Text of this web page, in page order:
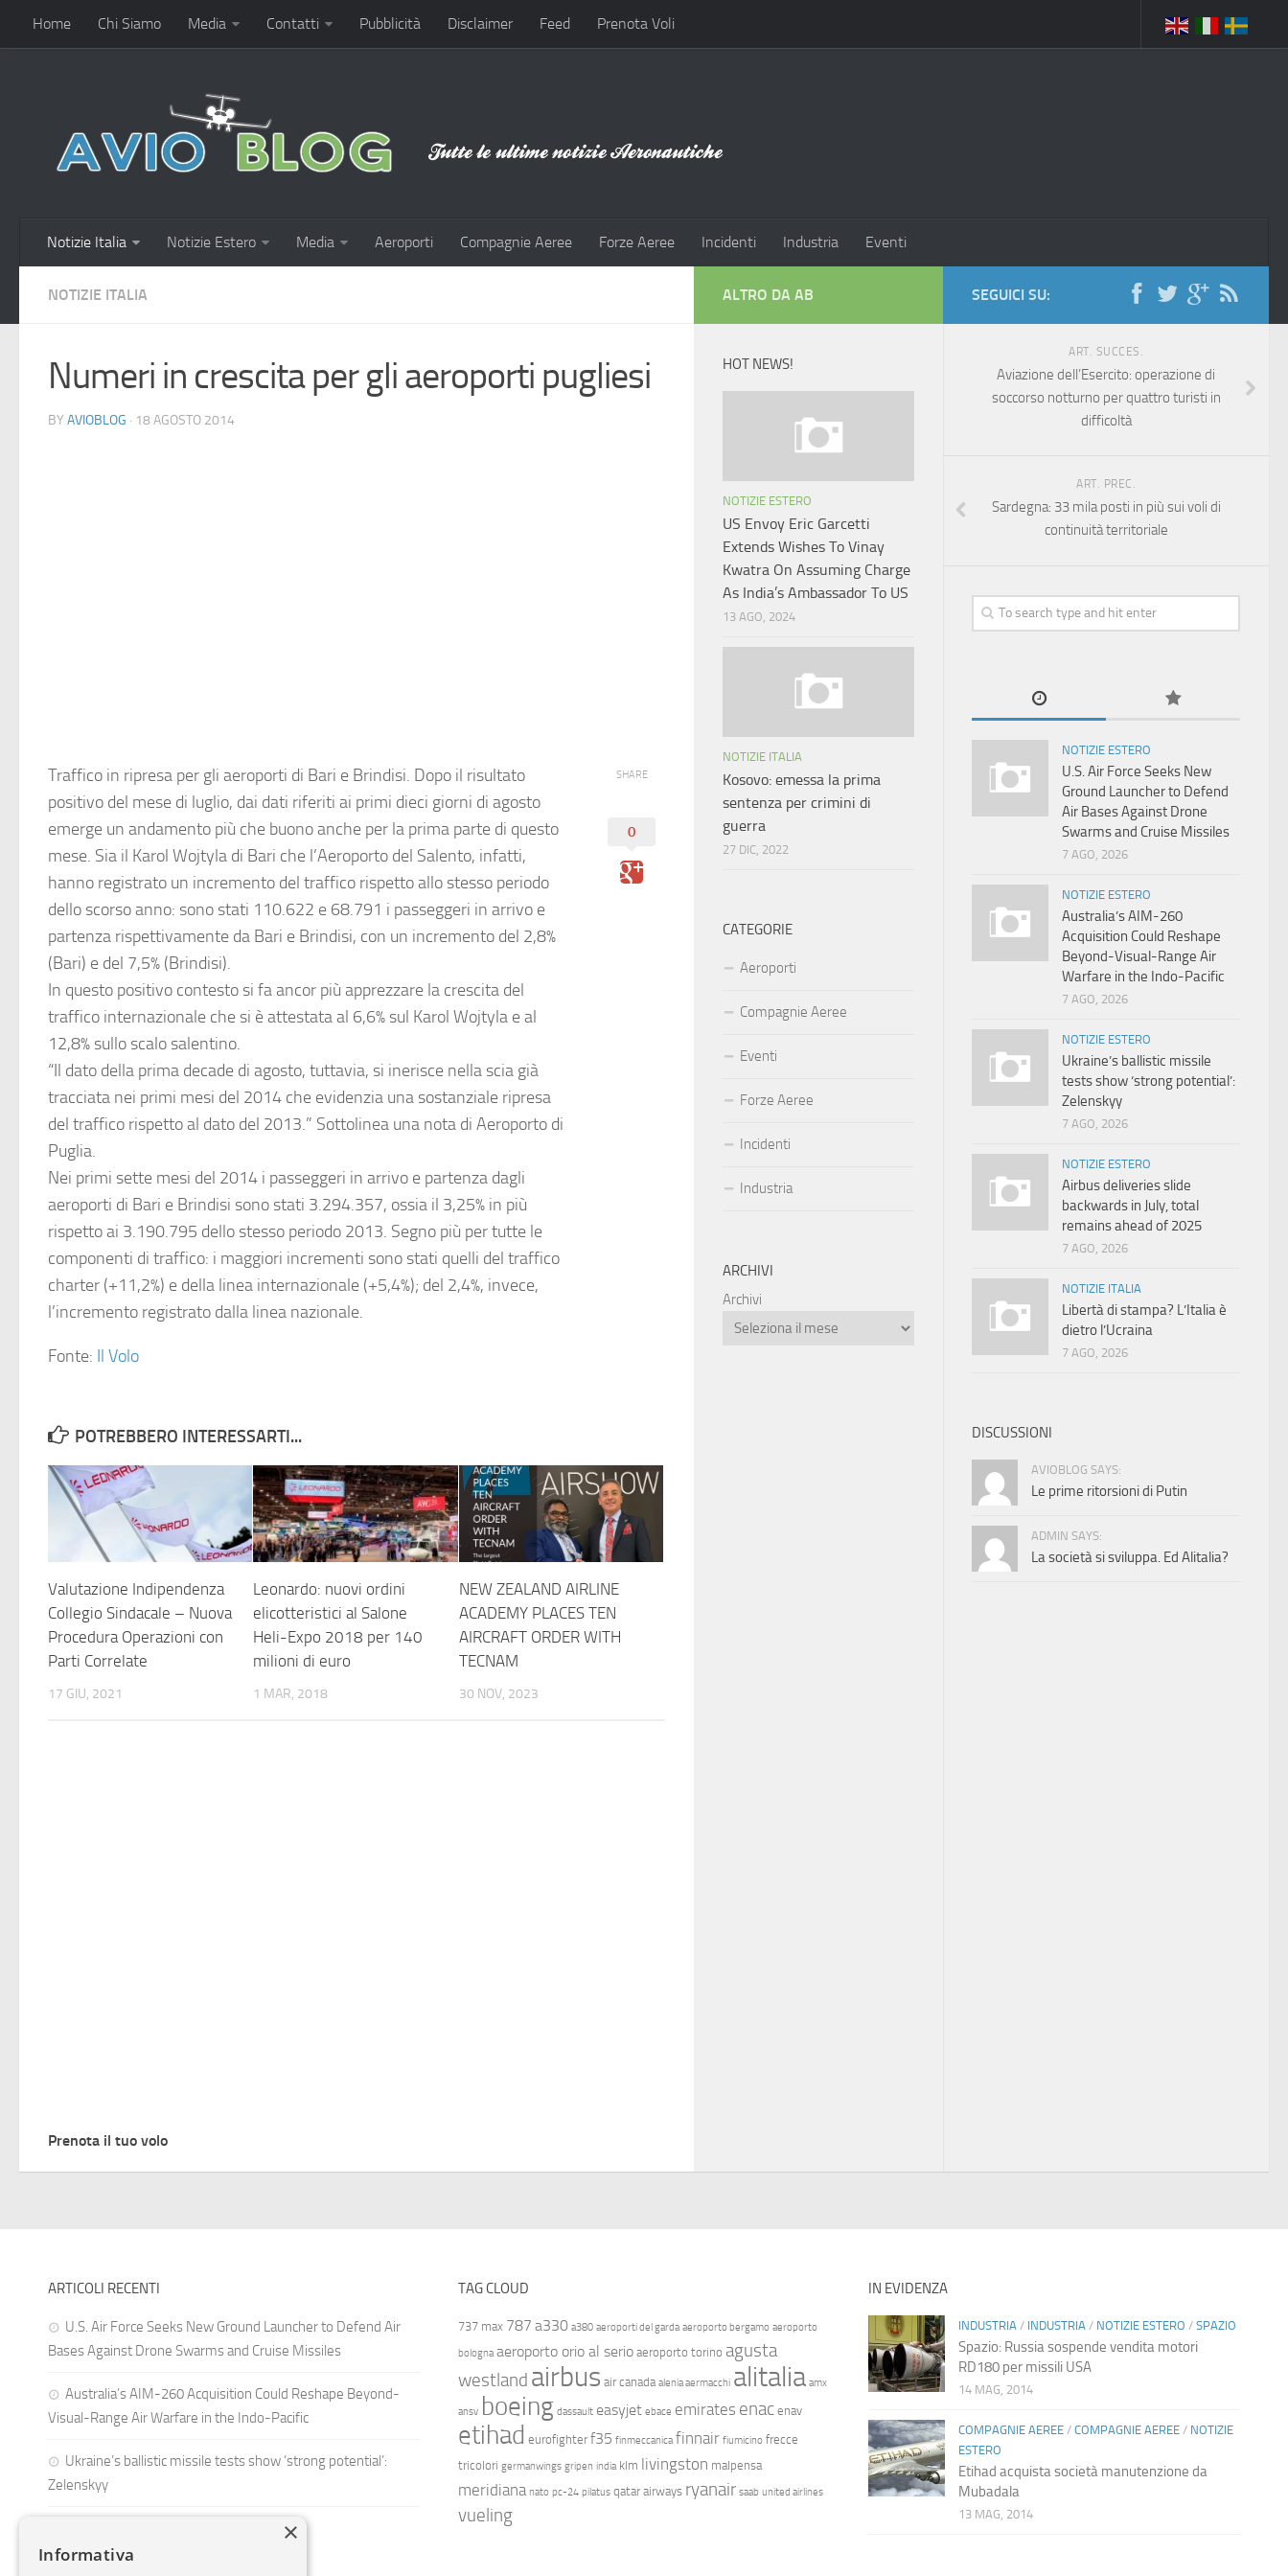
Home Chi Siamo Media Contatti Pubblicità Disclaimer Feed Prenota Voli
Notizie Italia Notizie Estero Media Aeroporti Compagnie Aeree Forze Aeree Incidenti Industria Eventi
NOTIZIE ITALIA
Numeri in crescita per gli aeroporti pugliesi
BY AVIOBLOG · 18 AGOSTO 2014
Traffico in ripresa per gli aeroporti di Bari e Brindisi. Dopo il risultato
positivo del mese di luglio, dai dati riferiti ai primi dieci giorni di agosto
emerge un andamento più che buono anche per la prima parte di questo
mese. Sia il Karol Wojtyla di Bari che l’Aeroporto del Salento, infatti,
hanno registrato un incremento del traffico rispetto allo stesso periodo
dello scorso anno: sono stati 110.622 e 68.791 i passeggeri in arrivo e
partenza rispettivamente da Bari e Brindisi, con un incremento del 2,8%
(Bari) e del 7,5% (Brindisi).
In questo positivo contesto si fa ancor più apprezzare la crescita del
traffico internazionale che si è attestata al 6,6% sul Karol Wojtyla e al
12,8% sullo scalo salentino.
“Il dato della prima decade di agosto, tuttavia, si inerisce nella scia già
tracciata nei primi mesi del 2014 che evidenzia una sostanziale ripresa
del traffico rispetto al dato del 2013.” Sottolinea una nota di Aeroporto di
Puglia.
Nei primi sette mesi del 2014 i passeggeri in arrivo e partenza dagli
aeroporti di Bari e Brindisi sono stati 3.294.357, ossia il 3,25% in più
rispetto ai 3.190.795 dello stesso periodo 2013. Segno più per tutte le
componenti di traffico: i maggiori incrementi sono stati quelli del traffico
charter (+11,2%) e della linea internazionale (+5,4%); del 2,4%, invece,
l’incremento registrato dalla linea nazionale.
Fonte: Il Volo
SHARE
0
POTREBBERO INTERESSARTI...
Valutazione Indipendenza
Collegio Sindacale – Nuova
Procedura Operazioni con
Parti Correlate
17 GIU, 2021
Leonardo: nuovi ordini
elicotteristici al Salone
Heli-Expo 2018 per 140
milioni di euro
1 MAR, 2018
NEW ZEALAND AIRLINE
ACADEMY PLACES TEN
AIRCRAFT ORDER WITH
TECNAM
30 NOV, 2023
Prenota il tuo volo
SEGUICI SU:
ART. SUCCES.
Aviazione dell’Esercito: operazione di
soccorso notturno per quattro turisti in
difficoltà
ART. PREC.
Sardegna: 33 mila posti in più sui voli di
continuità territoriale
NOTIZIE ESTERO
U.S. Air Force Seeks New
Ground Launcher to Defend
Air Bases Against Drone
Swarms and Cruise Missiles
7 AGO, 2026
NOTIZIE ESTERO
Australia’s AIM-260
Acquisition Could Reshape
Beyond-Visual-Range Air
Warfare in the Indo-Pacific
7 AGO, 2026
NOTIZIE ESTERO
Ukraine’s ballistic missile
tests show ‘strong potential’:
Zelenskyy
7 AGO, 2026
NOTIZIE ESTERO
Airbus deliveries slide
backwards in July, total
remains ahead of 2025
7 AGO, 2026
NOTIZIE ITALIA
Libertà di stampa? L’Italia è
dietro l’Ucraina
7 AGO, 2026
DISCUSSIONI
AVIOBLOG SAYS:
Le prime ritorsioni di Putin
ADMIN SAYS:
La società si sviluppa. Ed Alitalia?
ALTRO DA AB
HOT NEWS!
NOTIZIE ESTERO
US Envoy Eric Garcetti
Extends Wishes To Vinay
Kwatra On Assuming Charge
As India’s Ambassador To US
13 AGO, 2024
NOTIZIE ITALIA
Kosovo: emessa la prima
sentenza per crimini di
guerra
27 DIC, 2022
CATEGORIE
Aeroporti
Compagnie Aeree
Eventi
Forze Aeree
Incidenti
Industria
ARCHIVI
Archivi
ARTICOLI RECENTI
U.S. Air Force Seeks New Ground Launcher to Defend Air
Bases Against Drone Swarms and Cruise Missiles
Australia’s AIM-260 Acquisition Could Reshape Beyond-
Visual-Range Air Warfare in the Indo-Pacific
Ukraine’s ballistic missile tests show ‘strong potential’:
Zelenskyy
TAG CLOUD
737 max 787 a330 a380 aeroporti del garda aeroporto bergamo aeroporto
bologna aeroporto orio al serio aeroporto torino agusta
westland airbus air canada alenia aermacchi alitalia amx
ansv boeing dassault easyjet ebace emirates enac enav
etihad eurofighter f35 finmeccanica finnair fiumicino frecce
tricolori germanwings gripen india klm livingston malpensa
meridiana nato pc-24 pilatus qatar airways ryanair saab united airlines
vueling
IN EVIDENZA
INDUSTRIA / INDUSTRIA / NOTIZIE ESTERO / SPAZIO
Spazio: Russia sospende vendita motori
RD180 per missili USA
14 MAG, 2014
COMPAGNIE AEREE/ COMPAGNIE AEREE/ NOTIZIE
ESTERO
Etihad acquista società manutenzione da
Mubadala
13 MAG, 2014
×
Informativa